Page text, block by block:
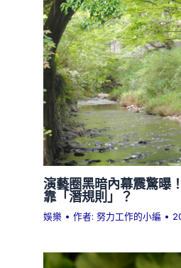
演藝圈黑暗內幕震驚曝
靠「潛規則」？
娛樂 • 作者:努力工作的小編 •